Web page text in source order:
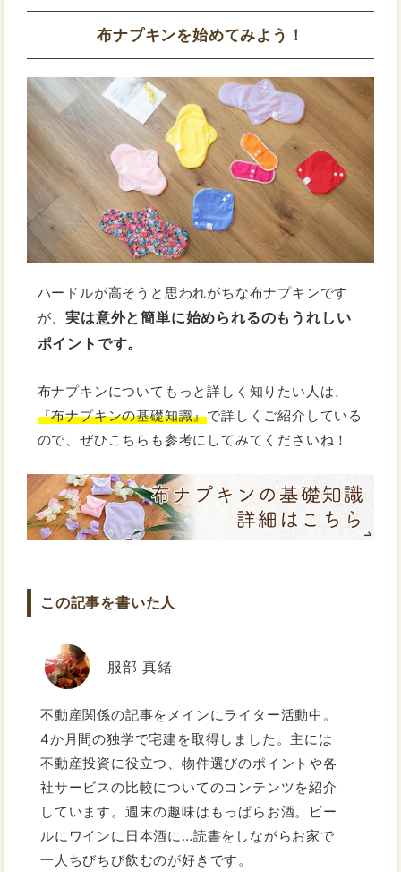
布ナプキンを始めてみよう！
ハードルが高そうと思われがちな布ナプキンです
が、実は意外と簡単に始められるのもうれしい
ポイントです。
布ナプキンについてもっと詳しく知りたい人は、
『布ナプキンの基礎知識』で詳しくご紹介している
ので、ぜひこちらも参考にしてみてくださいね！
この記事を書いた人
服部 真緒
不動産関係の記事をメインにライター活動中。
4か月間の独学で宅建を取得しました。主には
不動産投資に役立つ、物件選びのポイントや各
社サービスの比較についてのコンテンツを紹介
しています。週末の趣味はもっぱらお酒。ビー
ルにワインに日本酒に…読書をしながらお家で
一人ちびちび飲むのが好きです。